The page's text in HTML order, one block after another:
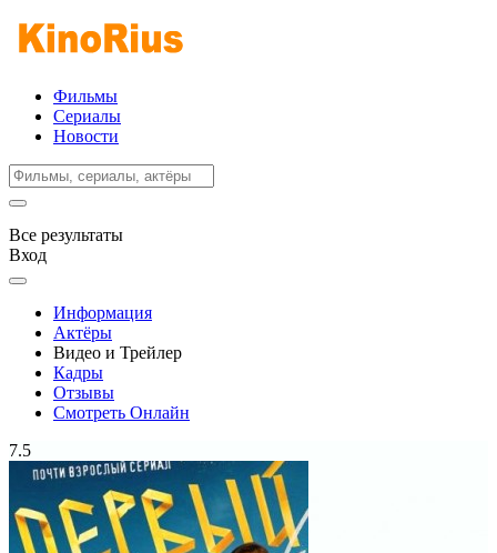
Фильмы
Сериалы
Новости
Все результаты
Вход
Информация
Актёры
Видео и Трейлер
Кадры
Отзывы
Смотреть Онлайн
7.5